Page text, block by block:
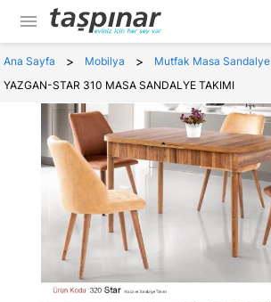
menu
Ana Sayfa > Mobilya > Mutfak Masa Sandalye
YAZGAN-STAR 310 MASA SANDALYE TAKIMI